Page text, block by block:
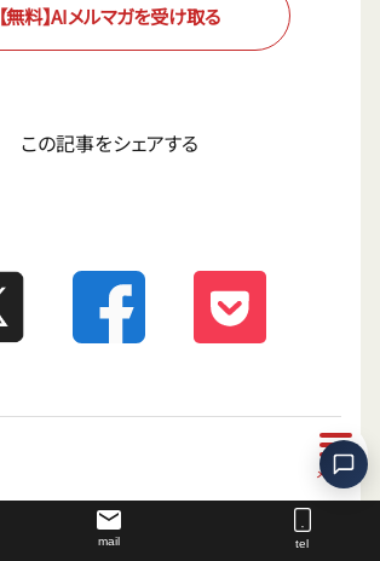
【無料】AIメルマガを受け取る
この記事をシェアする
mail tel